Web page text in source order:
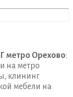
метро Орехово:
на метро
клининг
мебели на